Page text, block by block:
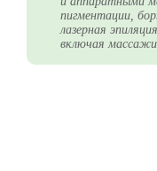
пигментации,
лазерная
включая